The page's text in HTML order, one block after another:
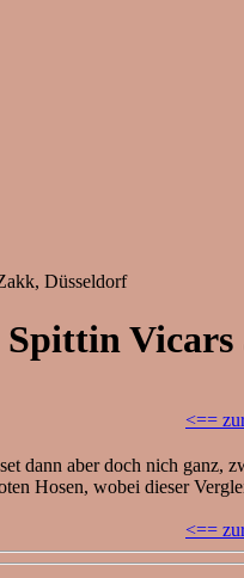
Düsseldorf
Vicars
<==
dann aber doch nich
Hosen, wobei dieser
<==